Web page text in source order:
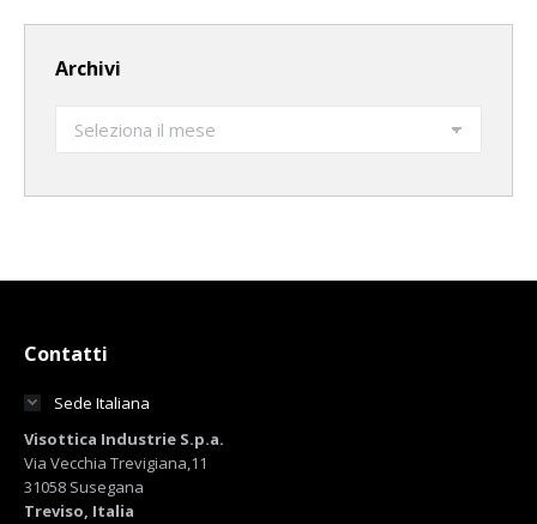
Archivi
Contatti
Sede Italiana
Visottica Industrie S.p.a.
Via Vecchia Trevigiana,11
31058 Susegana
Treviso, Italia